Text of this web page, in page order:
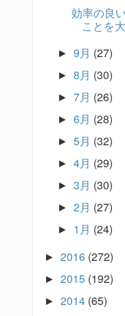
効率の良
ことを
► 9月 (27)
► 8月 (30)
► 7月 (26)
► 6月 (28)
► 5月 (32)
► 4月 (29)
► 3月 (30)
► 2月 (27)
► 1月 (24)
► 2016 (272)
► 2015 (192)
► 2014 (65)